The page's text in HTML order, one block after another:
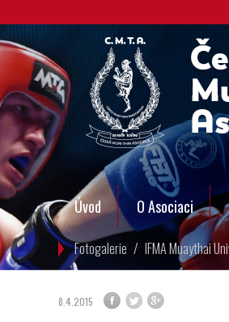
Úvod O Asociaci
Fotogalerie / IFMA Muaythai
8.4.2015